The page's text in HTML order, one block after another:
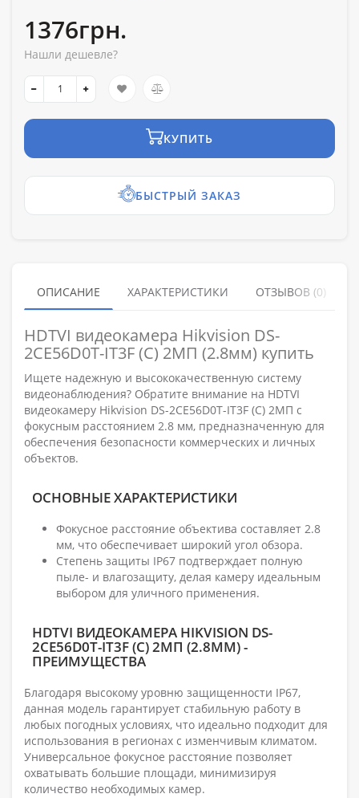
1376грн.
Нашли дешевле?
КУПИТЬ
БЫСТРЫЙ ЗАКАЗ
ОПИСАНИЕ ХАРАКТЕРИСТИКИ ОТЗЫВОВ (0)
HDTVI видеокамера Hikvision DS-
2CE56D0T-IT3F (C) 2МП (2.8мм) купить
Ищете надежную и высококачественную систему
видеонаблюдения? Обратите внимание на HDTVI
видеокамеру Hikvision DS-2CE56D0T-IT3F (C) 2МП с
фокусным расстоянием 2.8 мм, предназначенную для
обеспечения безопасности коммерческих и личных
объектов.
ОСНОВНЫЕ ХАРАКТЕРИСТИКИ
Фокусное расстояние объектива составляет 2.8
мм, что обеспечивает широкий угол обзора.
Степень защиты IP67 подтверждает полную
пыле- и влагозащиту, делая камеру идеальным
выбором для уличного применения.
HDTVI ВИДЕОКАМЕРА HIKVISION DS-
2CE56D0T-IT3F (C) 2МП (2.8ММ) -
ПРЕИМУЩЕСТВА
Благодаря высокому уровню защищенности IP67,
данная модель гарантирует стабильную работу в
любых погодных условиях, что идеально подходит для
использования в регионах с изменчивым климатом.
Универсальное фокусное расстояние позволяет
охватывать большие площади, минимизируя
количество необходимых камер.